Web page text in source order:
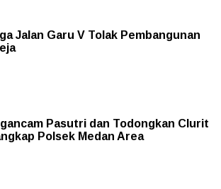
Jalan Garu V Tolak Pembangunan
Pasutri dan Todongkan Clurit
Polsek Medan Area